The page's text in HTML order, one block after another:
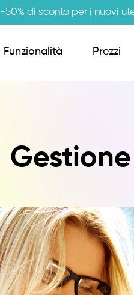
-50% di sconto per i nuovi
Funzionalità
CRM Giro
Prezzi